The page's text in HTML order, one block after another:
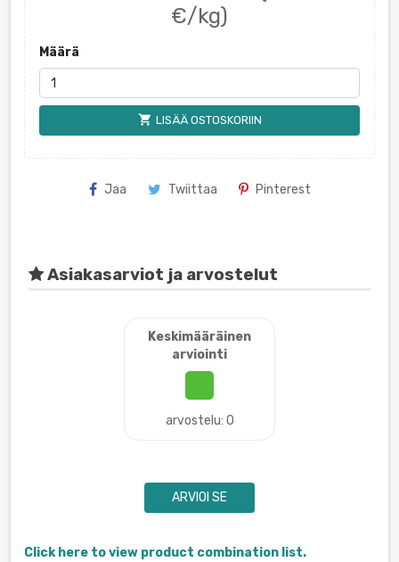
€/kg)
Määrä
shopping_cart LISÄÄ OSTOSKORIIN
Jaa Twiittaa Pinterest
Asiakasarviot ja arvostelut
Keskimääräinen
arviointi
arvostelu: 0
ARVIOI SE
Click here to view product combination list.